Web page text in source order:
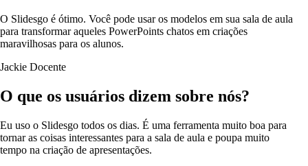
O Slidesgo é ótimo. Você pode usar os modelos em sua sala de aula
para transformar aqueles PowerPoints chatos em criações
maravilhosas para os alunos.
Jackie Docente
O que os usuários dizem sobre nós?
Eu uso o Slidesgo todos os dias. É uma ferramenta muito boa para
tornar as coisas interessantes para a sala de aula e poupa muito
tempo na criação de apresentações.